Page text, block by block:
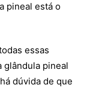
pineal está o
essas
glândula pineal
dúvida de que